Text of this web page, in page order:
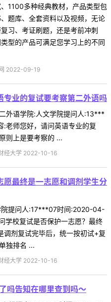
1100多种经典教材，产品类型包
题库、全套资料以及视频，无论
习、考证刷题，还是考前冲刺
型的产品可满足您学习上的不同
2022-09-19
业的复试要考察第二外语吗
外语学院:人文学院提问人:13***
师您好，请问英语专业的复
则上是要考察的 ...
经大学 2022-10-16
最终是一志愿和调剂学生分
院提问人:17***07时间:2020-04-
学校复试是否保护一志愿？最终
调剂复试完毕后，统一按初试+复
独排名 ...
经大学 2022-10-16
吗告知在哪里查到吗～